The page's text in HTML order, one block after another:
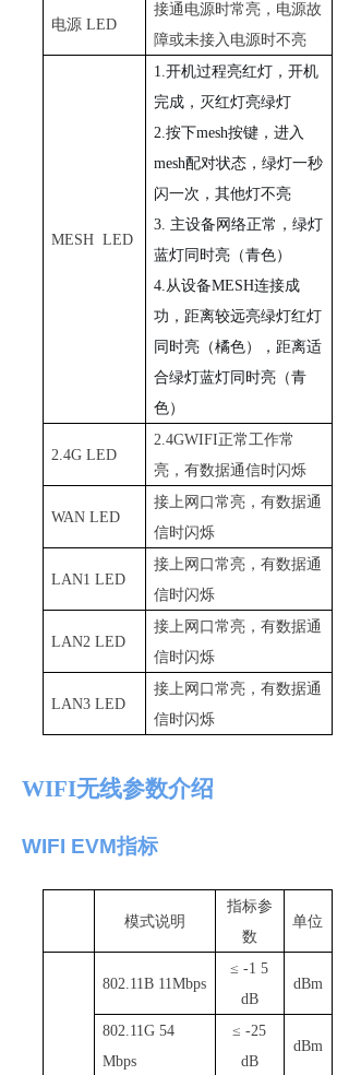
电源LED
接通电源时常亮，电源故
障或未接入电源时不亮
MESHLED
1.开机过程亮红灯，开机
完成，灭红灯亮绿灯
2.按下mesh按键，进入
mesh配对状态，绿灯一秒
闪一次，其他灯不亮
3. 主设备网络正常，绿灯
蓝灯同时亮（青色）
4.从设备MESH连接成
功，距离较远亮绿灯红灯
同时亮（橘色），距离适
合绿灯蓝灯同时亮（青
色）
2.4G LED
2.4GWIFI正常工作常
亮，有数据通信时闪烁
WAN LED
接上网口常亮，有数据通
信时闪烁
LAN1 LED
接上网口常亮，有数据通
信时闪烁
LAN2 LED
接上网口常亮，有数据通
信时闪烁
LAN3 LED
接上网口常亮，有数据通
信时闪烁
WIFI无线参数介绍
WIFI EVM指标
模式说明
指标参
数
单位
802.11B11Mbps
≤ -1 5
dB
dBm
802.11G 54
Mbps
≤ -25
dB
dBm